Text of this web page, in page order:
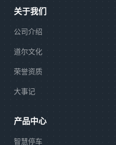
关于我们
公司介绍
道尔文化
荣誉资质
大事记
产品中心
智慧停车